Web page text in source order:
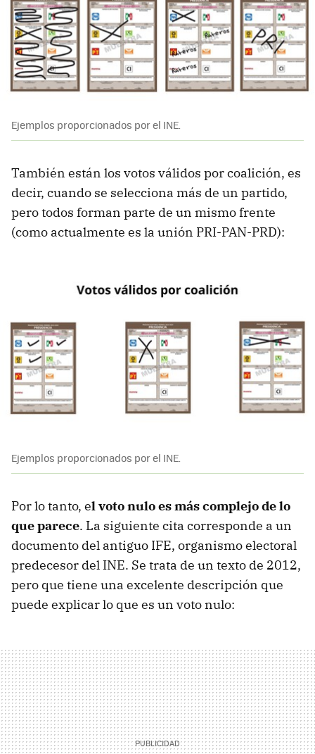
Ejemplos proporcionados por el INE.
También están los votos válidos por coalición, es
decir, cuando se selecciona más de un partido,
pero todos forman parte de un mismo frente
(como actualmente es la unión PRI-PAN-PRD):
Ejemplos proporcionados por el INE.
Por lo tanto, el voto nulo es más complejo de lo
que parece. La siguiente cita corresponde a un
documento del antiguo IFE, organismo electoral
predecesor del INE. Se trata de un texto de 2012,
pero que tiene una excelente descripción que
puede explicar lo que es un voto nulo: